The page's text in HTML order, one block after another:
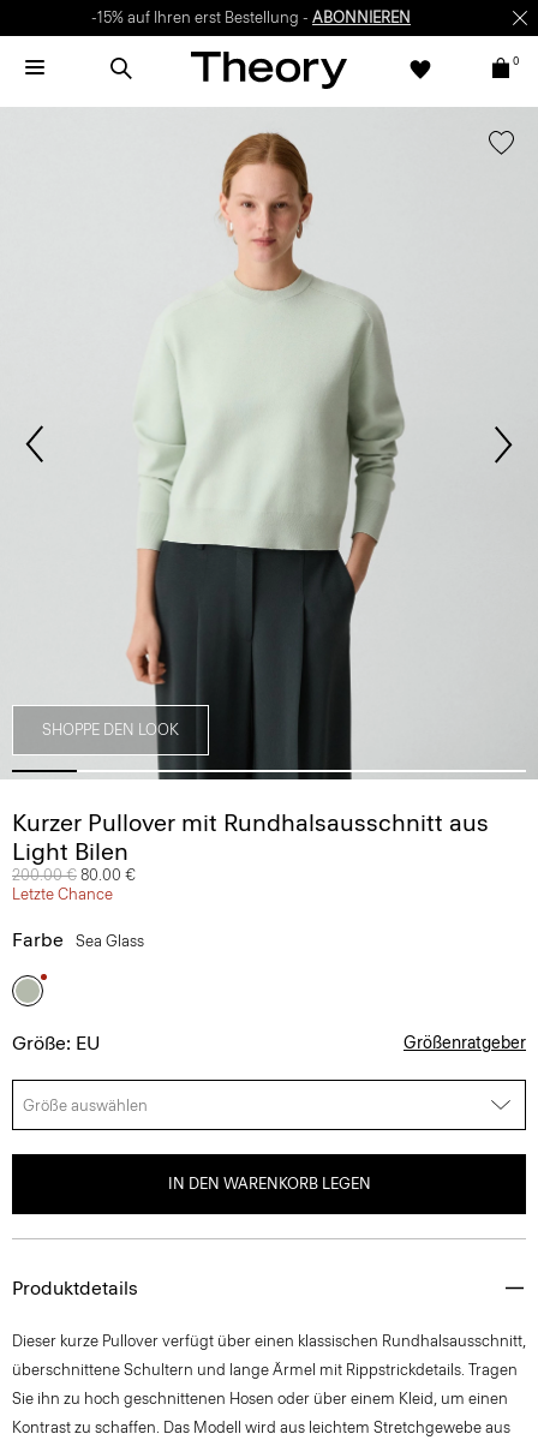
-15% auf Ihren erst Bestellung - ABONNIEREN
0
SHOPPE DEN LOOK
Kurzer Pullover mit Rundhalsausschnitt aus
Light Bilen
Preis reduziert von
200.00 € auf
80.00 €
Letzte Chance
Farbe Sea Glass
Größe: EU Größenratgeber
Größe auswählen
IN DEN WARENKORB LEGEN
Produktdetails
Dieser kurze Pullover verfügt über einen klassischen Rundhalsausschnitt,
überschnittene Schultern und lange Ärmel mit Rippstrickdetails. Tragen
Sie ihn zu hoch geschnittenen Hosen oder über einem Kleid, um einen
Kontrast zu schaffen. Das Modell wird aus leichtem Stretchgewebe aus